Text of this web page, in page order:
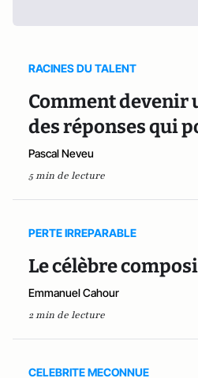
RACINES DU TALENT
Comment devenir
des réponses qui
Pascal Neveu
5 min de lecture
PERTE IRREPARABLE
Le célèbre
Emmanuel Cahour
2 min de lecture
CELEBRITE MECONNUE